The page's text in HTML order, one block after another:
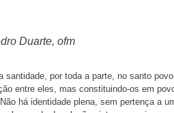
Duarte, ofm
por toda a parte, no santo
entre eles, mas constituindo-os em
há identidade plena, sem pertença a